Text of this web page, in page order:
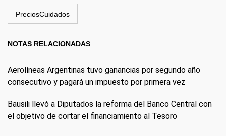
PreciosCuidados
NOTAS RELACIONADAS
Aerolíneas Argentinas tuvo ganancias por segundo año
consecutivo y pagará un impuesto por primera vez
Bausili llevó a Diputados la reforma del Banco Central con
el objetivo de cortar el financiamiento al Tesoro